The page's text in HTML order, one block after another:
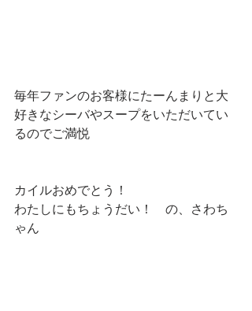
毎年ファンのお客様にたーんまりと大
好きなシーバやスープをいただいてい
るのでご満悦
カイルおめでとう！
わたしにもちょうだい！　の、さわち
ゃん